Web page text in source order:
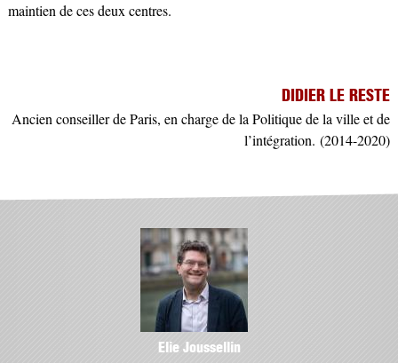
maintien de ces deux centres.
DIDIER LE RESTE
Ancien conseiller de Paris, en charge de la Politique de la ville et de
l’intégration. (2014-2020)
Elie Joussellin